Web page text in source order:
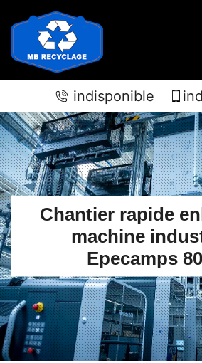
indisponible
Chantier rapide
machine
Epecamps